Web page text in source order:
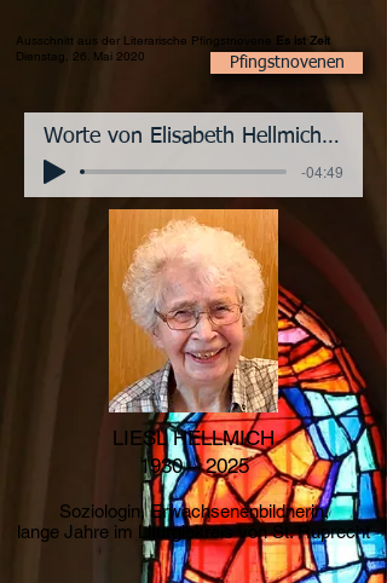
Ausschnitt aus der Literarische Pfingstnovene Es ist Zeit
Dienstag, 26. Mai 2020
Pfingstnovenen
Worte von Elisabeth Hellmich zu "Es ist Zeit" von Joop Roeland
-04:49
LIESL HELLMICH
1930 – 2025
Soziologin, Erwachsenenbildnerin,
lange Jahre im Liturgiekreis von St. Ruprecht